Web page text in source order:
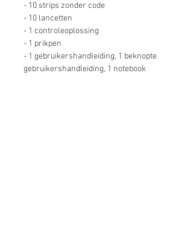
- 10 strips zonder code
- 10 lancetten
- 1 controleoplossing
- 1 prikpen
- 1 gebruikershandleiding, 1 beknopte
gebruikershandleiding, 1 notebook